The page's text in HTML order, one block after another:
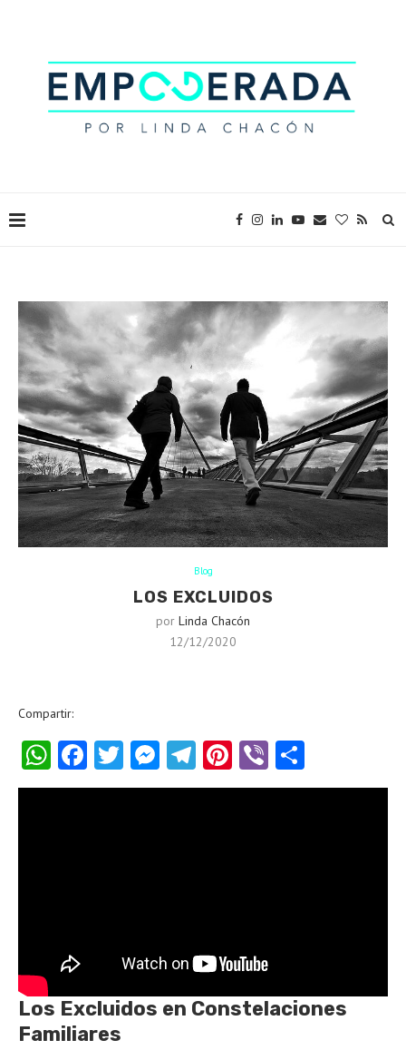
Blog
LOS EXCLUIDOS
por Linda Chacón
12/12/2020
Compartir:
WhatsApp
Facebook
Twitter
Messenger
Telegram
Pinterest
Viber
Los Excluidos en Constelaciones
Familiares